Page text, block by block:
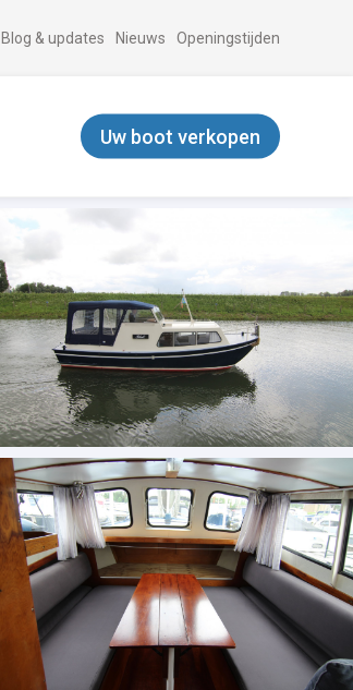
Blog & updates Nieuws Openingstijden
Uw boot verkopen